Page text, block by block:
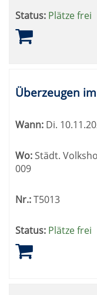
Status: Plätze frei
Überzeugen
Wann: Di.
Wo:Städt.
009
Nr.:T5013
Status: Plätze frei